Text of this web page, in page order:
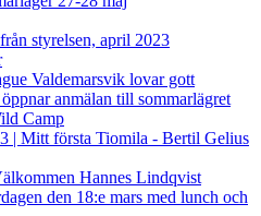
styrelsen, april 2023
Valdemarsvik lovar gott
anmälan till sommarlägret
Camp
| Mitt första Tiomila - Bertil Gelius
Hannes Lindqvist
den 18:e mars med lunch och